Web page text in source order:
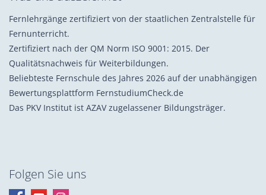
Fernlehrgänge zertifiziert von der staatlichen Zentralstelle für
Fernunterricht.
Zertifiziert nach der QM Norm ISO 9001: 2015. Der
Qualitätsnachweis für Weiterbildungen.
Beliebteste Fernschule des Jahres 2026 auf der unabhängigen
Bewertungsplattform FernstudiumCheck.de
Das PKV Institut ist AZAV zugelassener Bildungsträger.
Folgen Sie uns